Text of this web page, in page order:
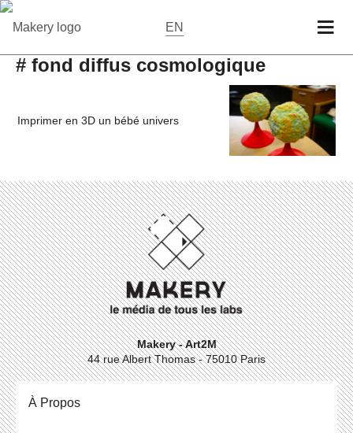
EN
# fond diffus cosmologique
Imprimer en 3D un bébé univers
Makery - Art2M
44 rue Albert Thomas - 75010 Paris
À Propos